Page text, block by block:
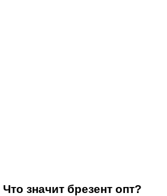
Что значит брезент опт?